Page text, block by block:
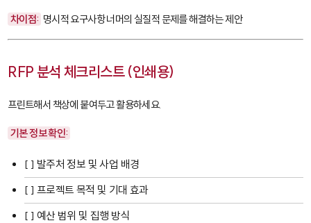
차이점: 명시적 요구사항 너머의 실질적 문제를 해결하는 제안
RFP 분석 체크리스트 (인쇄용)
프린트해서 책상에 붙여두고 활용하세요.
기본 정보 확인:
[ ] 발주처 정보 및 사업 배경
[ ] 프로젝트 목적 및 기대 효과
[ ] 예산 범위 및 집행 방식